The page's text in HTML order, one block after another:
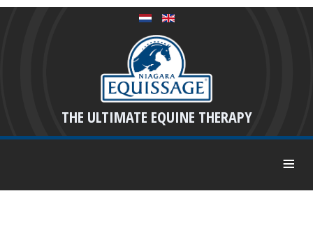
THE ULTIMATE EQUINE THERAPY
≡